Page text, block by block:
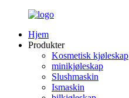
Hjem
Produkter
Kosmetisk kjøleskap
minikjøleskap
Slushmaskin
Ismaskin